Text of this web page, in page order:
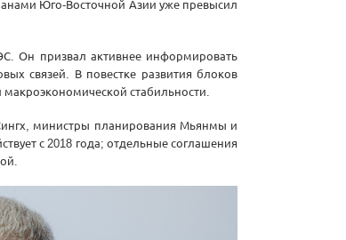
Юго-Восточной Азии уже превысил
Он призвал активнее информировать
связей. В повестке развития блоков
стабильности.
министры планирования Мьянмы и
с 2018 года; отдельные соглашения